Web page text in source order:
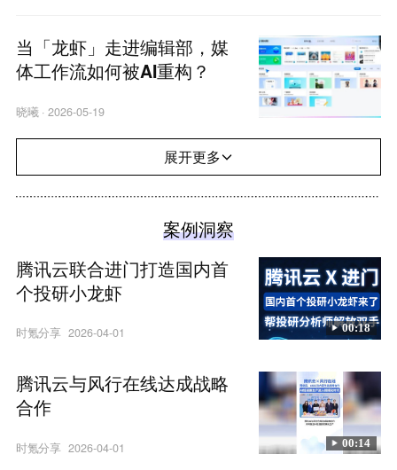
当「龙虾」走进编辑部，媒
体工作流如何被AI重构？
晓曦· 2026-05-19
展开更多
案例洞察
腾讯云联合进门打造国内首
个投研小龙虾
时氪分享 2026-04-01 00:18
腾讯云与风行在线达成战略
合作
时氪分享 2026-04-01 00:14